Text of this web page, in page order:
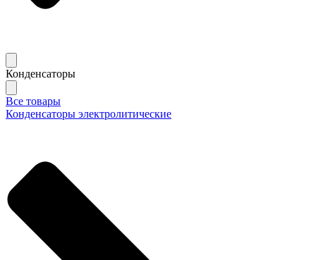
Конденсаторы
Все товары
Конденсаторы электролитические